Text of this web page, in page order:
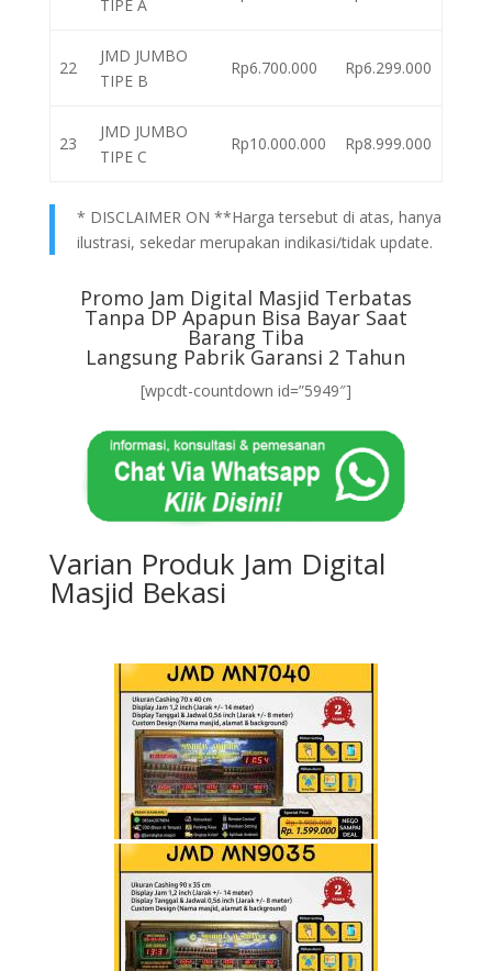
TIPE A
22
JMD JUMBO
TIPE B
Rp6.700.000 Rp6.299.000
23
JMD JUMBO
TIPE C
Rp10.000.000 Rp8.999.000
* DISCLAIMER ON **Harga tersebut di atas, hanya
ilustrasi, sekedar merupakan indikasi/tidak update.
Promo Jam Digital Masjid Terbatas
Tanpa DP Apapun Bisa Bayar Saat
Barang Tiba
Langsung Pabrik Garansi 2 Tahun
[wpcdt-countdown id=”5949″]
Varian Produk Jam Digital
Masjid Bekasi